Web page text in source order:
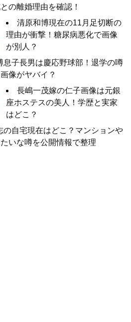
の離婚理由を確認！
清原和博現在の11月足切断の
理由が衝撃！糖尿病悪化で画像
が別人？
息子長男は慶応野球部！退学の噂
像がヤバイ？
長嶋一茂嫁の仁子画像は元銀
座ホステスの美人！学歴と実家
はどこ？
の自宅現在はどこ？マンションや
いな噂を公開情報で整理